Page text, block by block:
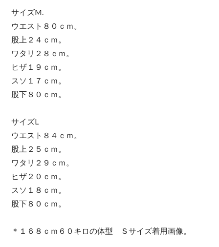
サイズM.
ウエスト８０ｃｍ。
股上２４ｃｍ。
ワタリ２８ｃｍ。
ヒザ１９ｃｍ。
スソ１７ｃｍ。
股下８０ｃｍ。
サイズL
ウエスト８４ｃｍ。
股上２５ｃｍ。
ワタリ２９ｃｍ。
ヒザ２０ｃｍ。
スソ１８ｃｍ。
股下８０ｃｍ。
＊１６８ｃｍ６０キロの体型 Ｓサイズ着用画像。